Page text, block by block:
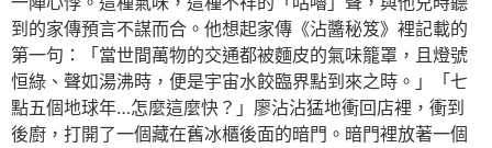
到的家傳預言不謀而合。他想起家傳《沾醬秘笈》裡記載的
第一句：「當世間萬物的交通都被麵皮的氣味籠罩，且燈號
恒綠、聲如湯沸時，便是宇宙水餃臨界點到來之時。」「七
點五個地球年…怎麼這麼快？」廖沾沾猛地衝回店裡，衝到
後廚，打開了一個藏在舊冰櫃後面的暗門。暗門裡放著一個